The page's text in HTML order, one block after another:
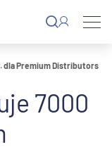
dla Premium Distributors
7000